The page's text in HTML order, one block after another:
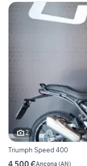
2
Triumph Speed 400
4.500 €Ancona (AN)